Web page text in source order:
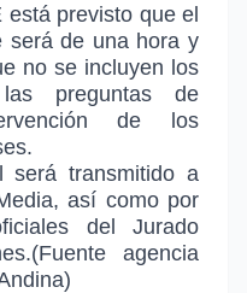
está previsto que el
será de una hora y
no se incluyen los
preguntas de
de los
será transmitido a
así como por
del Jurado
agencia